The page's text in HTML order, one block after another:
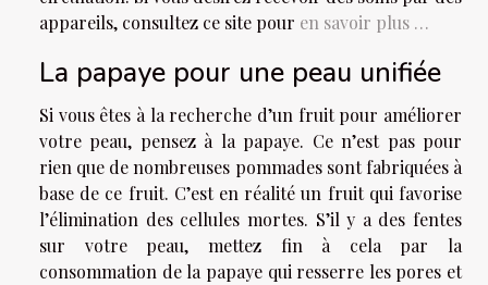
appareils, consultez ce site pour en savoir plus …
La papaye pour une peau unifiée
Si vous êtes à la recherche d’un fruit pour améliorer
votre peau, pensez à la papaye. Ce n’est pas pour
rien que de nombreuses pommades sont fabriquées à
base de ce fruit. C’est en réalité un fruit qui favorise
l’élimination des cellules mortes. S’il y a des fentes
sur votre peau, mettez fin à cela par la
consommation de la papaye qui resserre les pores et